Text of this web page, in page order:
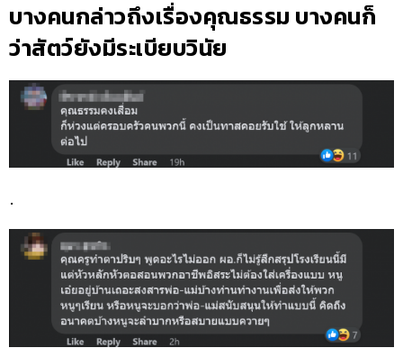
บางคนกล่าวถึงเรื่องคุณธรรม บางคนก็
ว่าสัตว์ยังมีระเบียบวินัย
.